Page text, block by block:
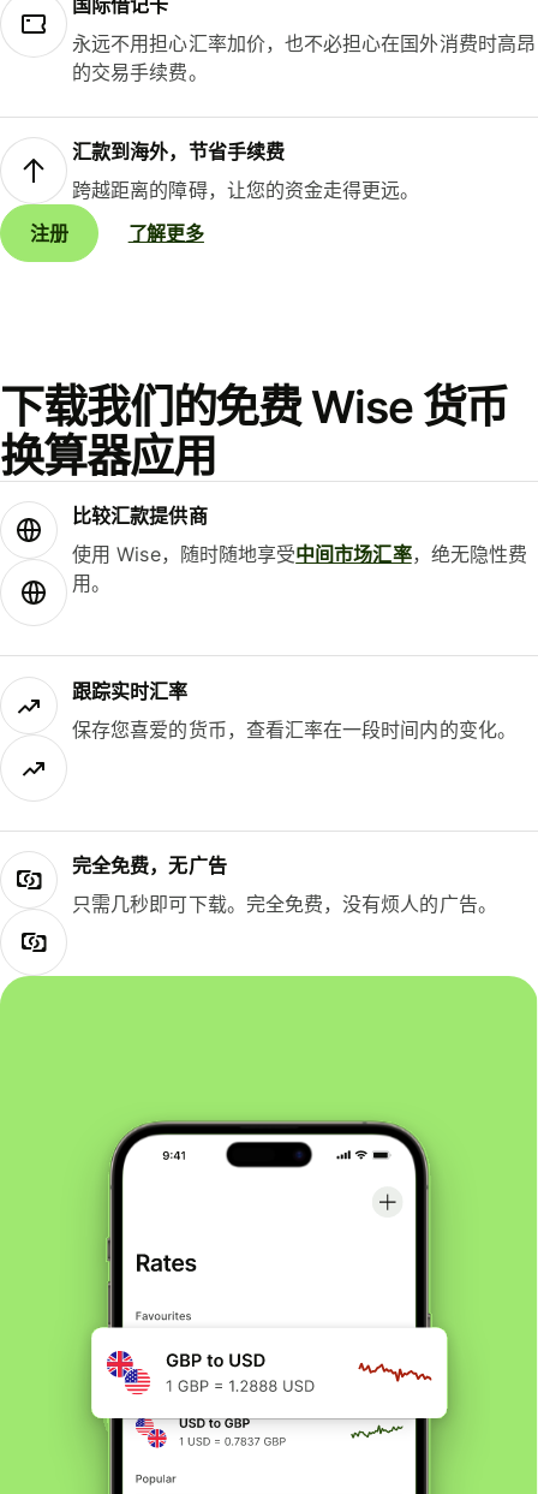
国际借记卡
永远不用担心汇率加价，也不必担心在国外消费时高昂
的交易手续费。
汇款到海外，节省手续费
跨越距离的障碍，让您的资金走得更远。
注册
了解更多
下载我们的免费 Wise 货币
换算器应用
比较汇款提供商
使用 Wise，随时随地享受中间市场汇率，绝无隐性费
用。
跟踪实时汇率
保存您喜爱的货币，查看汇率在一段时间内的变化。
完全免费，无广告
只需几秒即可下载。完全免费，没有烦人的广告。